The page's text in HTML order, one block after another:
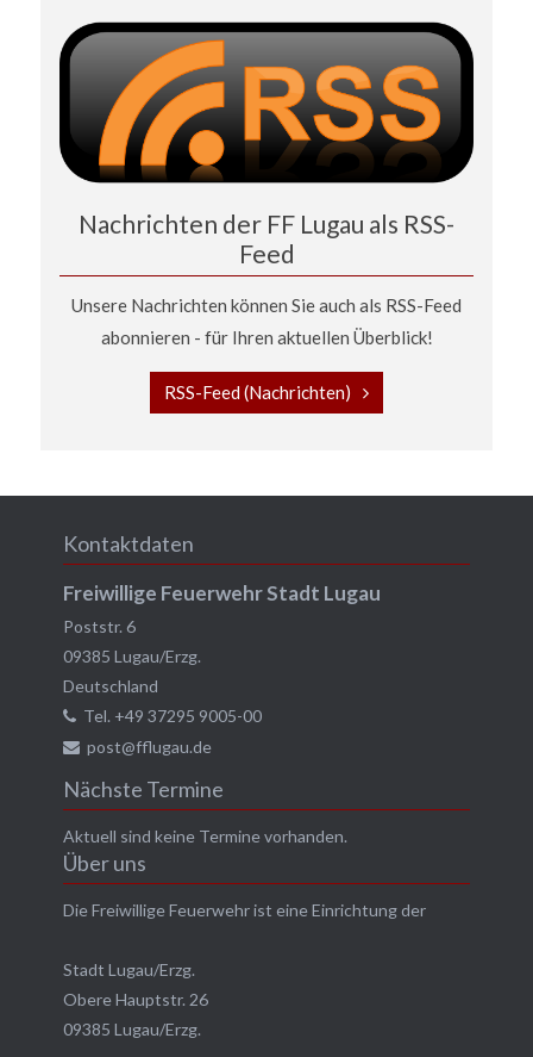
Nachrichten der FF Lugau als RSS-
Feed
Unsere Nachrichten können Sie auch als RSS-Feed
abonnieren - für Ihren aktuellen Überblick!
RSS-Feed (Nachrichten)
Kontaktdaten
Freiwillige Feuerwehr Stadt Lugau
Poststr. 6
09385 Lugau/Erzg.
Deutschland
Tel. +49 37295 9005-00
post@fflugau.de
Nächste Termine
Aktuell sind keine Termine vorhanden.
Über uns
Die Freiwillige Feuerwehr ist eine Einrichtung der
Stadt Lugau/Erzg.
Obere Hauptstr. 26
09385 Lugau/Erzg.